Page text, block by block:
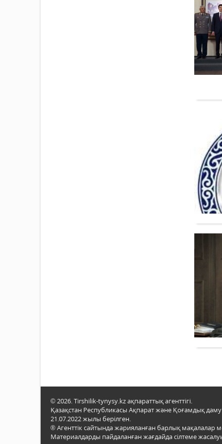
© 2026. Tirshilik-tynysy.kz ақпараттық агенттігі.
Қазақстан Республикасы Ақпарат және Қоғамдық даму
21.07.2022 жылы берілген.
® Агенттік сайтында жарияланған барлық
Материалдарды пайдаланған жағдайда сілтеме